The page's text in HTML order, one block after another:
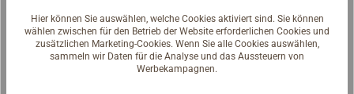
Hier können Sie auswählen, welche Cookies aktiviert sind. Sie können
wählen zwischen für den Betrieb der Website erforderlichen Cookies und
zusätzlichen Marketing-Cookies. Wenn Sie alle Cookies auswählen,
sammeln wir Daten für die Analyse und das Aussteuern von
Werbekampagnen.